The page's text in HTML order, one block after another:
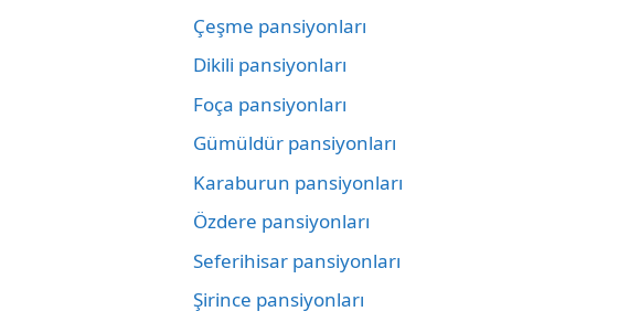
Çeşme pansiyonları
Dikili pansiyonları
Foça pansiyonları
Gümüldür pansiyonları
Karaburun pansiyonları
Özdere pansiyonları
Seferihisar pansiyonları
Şirince pansiyonları